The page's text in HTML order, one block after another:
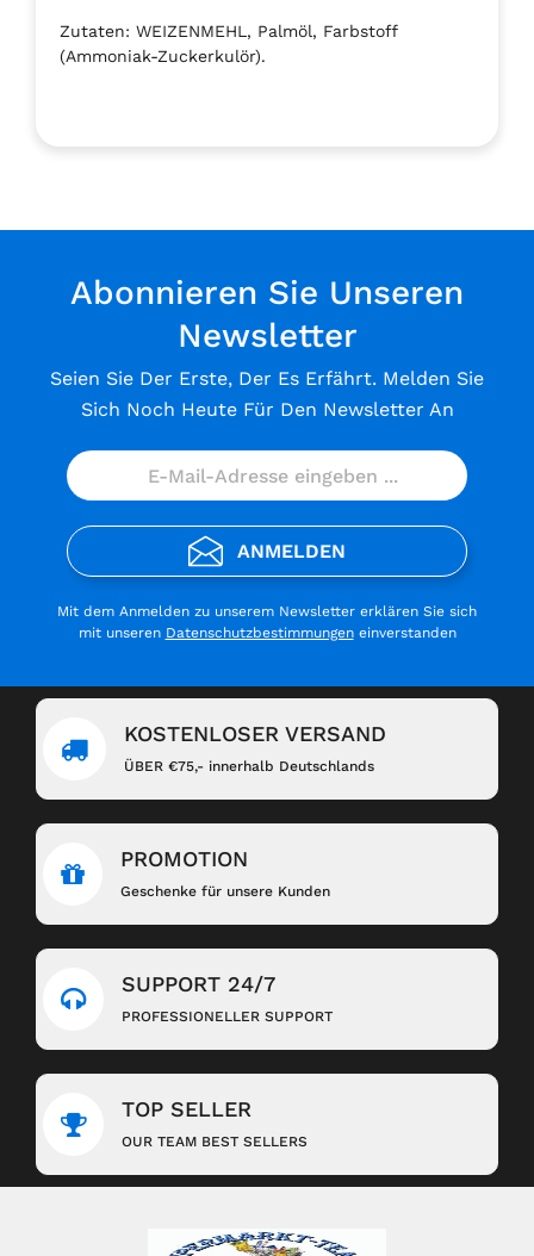
Zutaten: WEIZENMEHL, Palmöl, Farbstoff
(Ammoniak-Zuckerkulör).
Abonnieren Sie Unseren
Newsletter
Seien Sie Der Erste, Der Es Erfährt. Melden Sie
Sich Noch Heute Für Den Newsletter An
ANMELDEN
Mit dem Anmelden zu unserem Newsletter erklären Sie sich
mit unseren Datenschutzbestimmungeneinverstanden
KOSTENLOSER VERSAND
ÜBER €75,- innerhalb Deutschlands
PROMOTION
Geschenke für unsere Kunden
SUPPORT 24/7
PROFESSIONELLER SUPPORT
TOP SELLER
OUR TEAM BEST SELLERS